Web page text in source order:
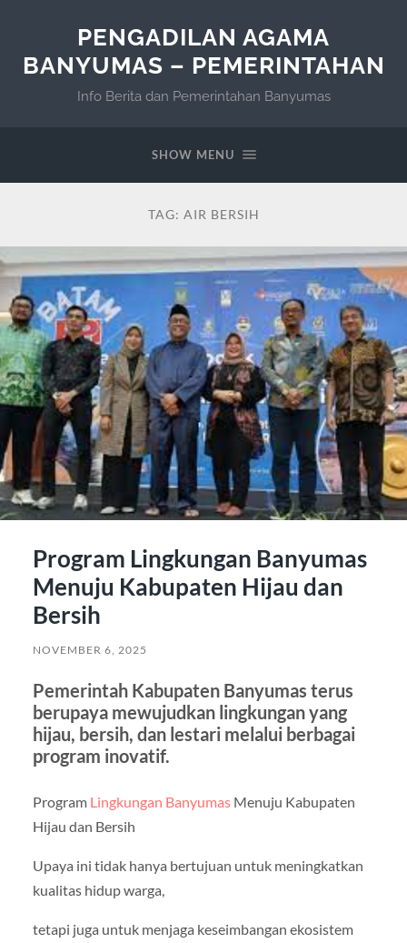
PENGADILAN AGAMA
BANYUMAS – PEMERINTAHAN
Info Berita dan Pemerintahan Banyumas
SHOW MENU
TAG: AIR BERSIH
Program Lingkungan Banyumas
Menuju Kabupaten Hijau dan
Bersih
NOVEMBER 6, 2025
Pemerintah Kabupaten Banyumas terus
berupaya mewujudkan lingkungan yang
hijau, bersih, dan lestari melalui berbagai
program inovatif.
ProgramLingkungan BanyumasMenuju Kabupaten
Hijau dan Bersih
Upaya ini tidak hanya bertujuan untuk meningkatkan
kualitas hidup warga,
tetapi juga untuk menjaga keseimbangan ekosistem